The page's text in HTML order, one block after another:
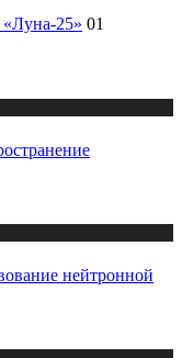
«Луна-25» 01
нейтронной